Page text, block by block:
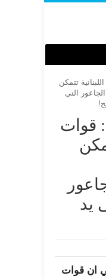
: قوات
يد
ان قوات